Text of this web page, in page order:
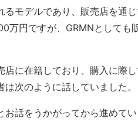
モデルであり、販売店を通
万円ですが、GRMNとしても
に在籍しており、購入に際
次のように話していました。
お話をうかがってから進めて